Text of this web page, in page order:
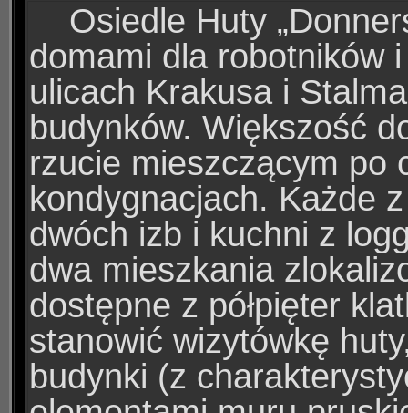
Osiedle Huty „
domami dla robotników
ulicach Krakusa i
budynków. Większość
rzucie mieszczącym po
kondygnacjach. Każde
dwóch izb i kuchni z
dwa mieszkania
dostępne z półpięter
stanowić wizytówkę
budynki (z